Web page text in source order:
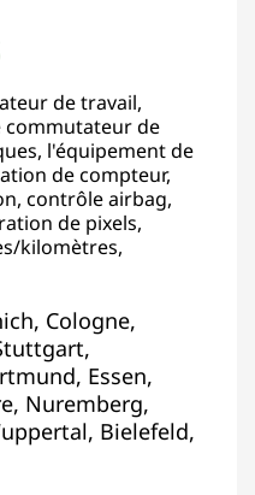
de travail,
commutateur de
l'équipement de
de compteur,
contrôle airbag,
de pixels,
kilomètres,
Cologne,
Essen,
Nuremberg,
Bielefeld,